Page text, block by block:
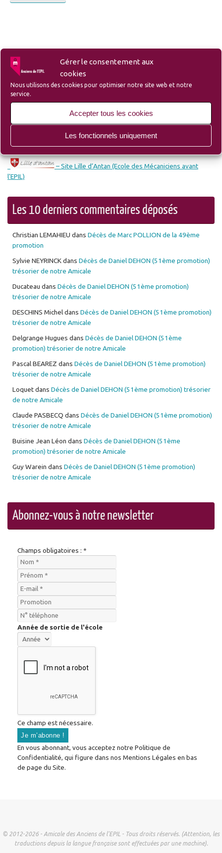
Gérer le consentement aux
cookies
Nous utilisons des cookies pour optimiser notre site web et notre
service.
Accepter tous les cookies
Les fonctionnels uniquement
Liens
– Liste des membres et sympathisants de l’Amicale
– Site du Groupe Ozanam-EPIL-Campus
– Site Lille d’Antan (Ecole des Mécaniciens avant
l’EPIL)
Les 10 derniers commentaires déposés
Christian LEMAHIEU dans Décès de Marc POLLION de la 49ème
promotion
Sylvie NEYRINCKdans Décès de Daniel DEHON (51ème promotion)
trésorier de notre Amicale
Ducateau dans Décès de Daniel DEHON (51ème promotion)
trésorier de notre Amicale
DESCHINS Micheldans Décès de Daniel DEHON (51ème promotion)
trésorier de notre Amicale
Delgrange Hugues dans Décès de Daniel DEHON (51ème
promotion) trésorier de notre Amicale
Pascal BEAREZ dans Décès de Daniel DEHON (51ème promotion)
trésorier de notre Amicale
Loquetdans Décès de Daniel DEHON (51ème promotion) trésorier
de notre Amicale
Claude PASBECQ dans Décès de Daniel DEHON (51ème promotion)
trésorier de notre Amicale
Buisine Jean Léon dans Décès de Daniel DEHON (51ème
promotion) trésorier de notre Amicale
Guy Warein dans Décès de Daniel DEHON (51ème promotion)
trésorier de notre Amicale
Abonnez-vous à notre newsletter
Champs obligatoires : *
Année de sortie de l'école
Ce champ est nécessaire.
En vous abonnant, vous acceptez notre Politique de
Confidentialité, qui figure dans nos Mentions Légales en bas
de page du Site.
© 2012-2026 - Amicale des Anciens de l'EPIL - Tous droits réservés. (Attention, les
traductions depuis la langue française sont effectuées par une machine).